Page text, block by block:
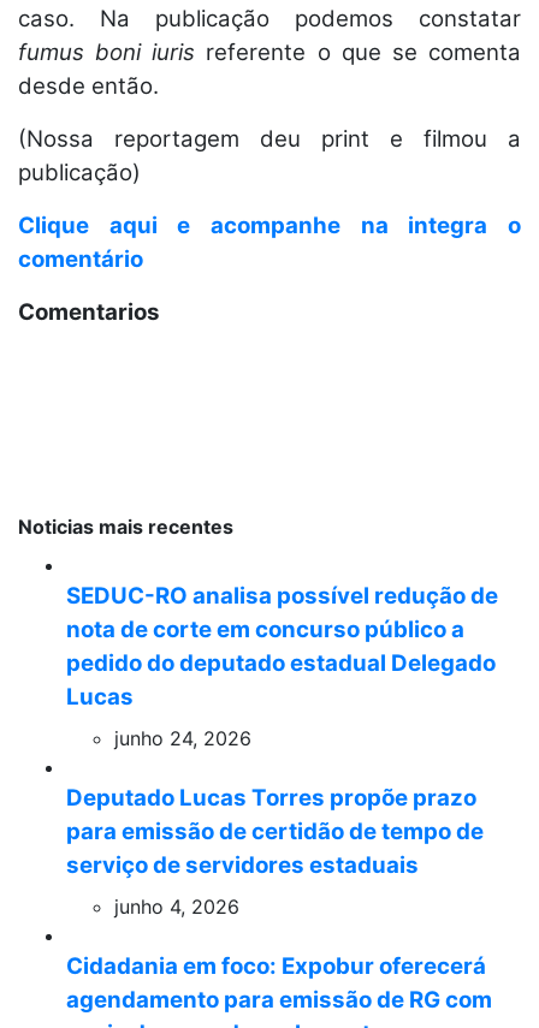
caso. Na publicação podemos constatar
fumus boni iuris referente o que se comenta
desde então.
(Nossa reportagem deu print e filmou a
publicação)
Clique aqui e acompanhe na integra o
comentário
Comentarios
Noticias mais recentes
SEDUC-RO analisa possível redução de
nota de corte em concurso público a
pedido do deputado estadual Delegado
Lucas
junho 24, 2026
Deputado Lucas Torres propõe prazo
para emissão de certidão de tempo de
serviço de servidores estaduais
junho 4, 2026
Cidadania em foco: Expobur oferecerá
agendamento para emissão de RG com